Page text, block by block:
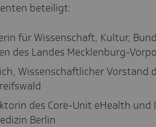
beteiligt:
für Wissenschaft, Kultur,
des Landes Mecklenburg-
Wissenschaftlicher Vorstand
des Core-Unit eHealth
Berlin